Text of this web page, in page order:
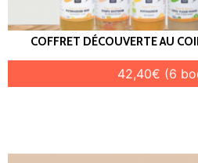
COFFRET DÉCOUVERTE AU
42,40€ (6